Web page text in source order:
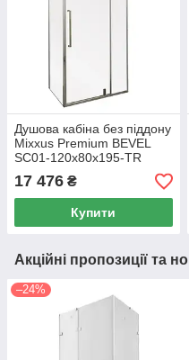
Душова кабіна без піддону
Mixxus Premium BEVEL
SC01-120x80x195-TR
Chrome прозоре скло 6мм
17 476 ₴
Купити
Акційні пропозиції та
–24%